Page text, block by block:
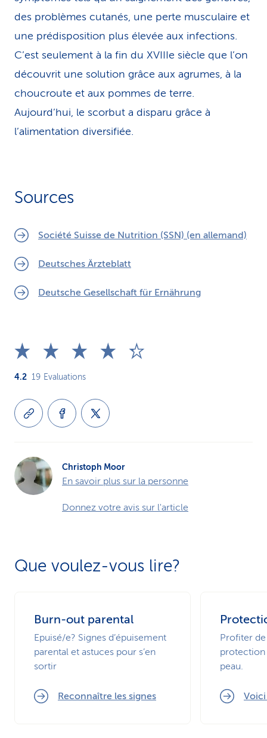
des problèmes cutanés, une perte musculaire et
une prédisposition plus élevée aux infections.
C’est seulement à la fin du XVIIIe siècle que l’on
découvrit une solution grâce aux agrumes, à la
choucroute et aux pommes de terre.
Aujourd’hui, le scorbut a disparu grâce à
l’alimentation diversifiée.
Sources
Société Suisse de Nutrition (SSN) (en allemand)
Deutsches Ärzteblatt
Deutsche Gesellschaft für Ernährung
4.2 19 Evaluations
Christoph Moor
En savoir plus sur la personne
Donnez votre avis sur l'article
Que voulez-vous lire?
Burn-out parental
Epuisé/e? Signes d’épuisement
parental et astuces pour s’en
sortir
Reconnaître les signes
Profiter de
protection
peau.